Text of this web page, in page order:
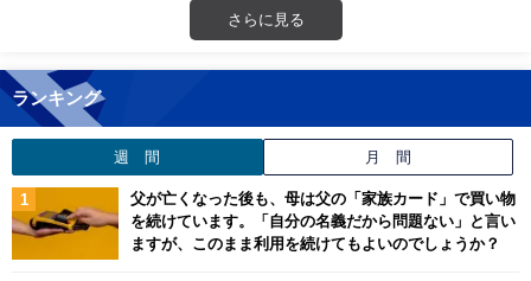
さらに見る
ランキング
週 間 月 間
父が亡くなった後も、母は父の「家族カード」で買い物
を続けています。「自分の名義だから問題ない」と言い
ますが、このまま利用を続けてもよいのでしょうか？